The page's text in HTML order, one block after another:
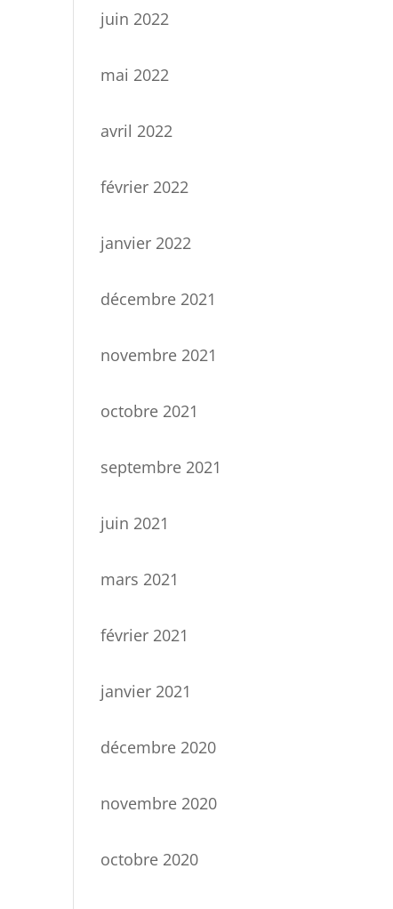
juin 2022
mai 2022
avril 2022
février 2022
janvier 2022
décembre 2021
novembre 2021
octobre 2021
septembre 2021
juin 2021
mars 2021
février 2021
janvier 2021
décembre 2020
novembre 2020
octobre 2020